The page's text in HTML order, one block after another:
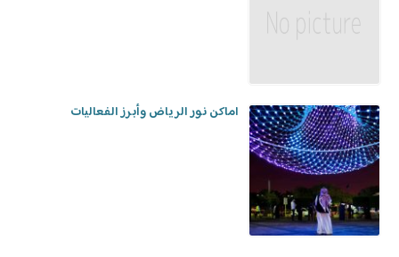
اماكن نور الرياض وأبرز الفعاليات